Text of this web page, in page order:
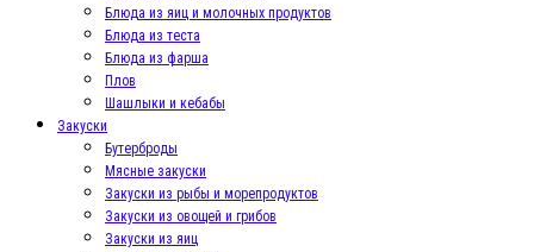
Блюда из яиц и молочных продуктов
Блюда из теста
Блюда из фарша
Плов
Шашлыки и кебабы
Закуски
Бутерброды
Мясные закуски
Закуски из рыбы и морепродуктов
Закуски из овощей и грибов
Закуски из яиц